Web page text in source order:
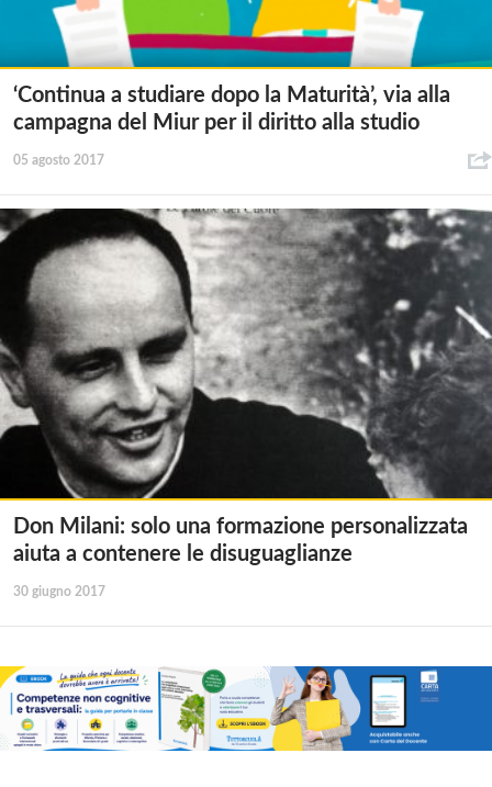
‘Continua a studiare dopo la Maturità’, via alla
campagna del Miur per il diritto alla studio
05 agosto 2017
Don Milani: solo una formazione personalizzata
aiuta a contenere le disuguaglianze
30 giugno 2017